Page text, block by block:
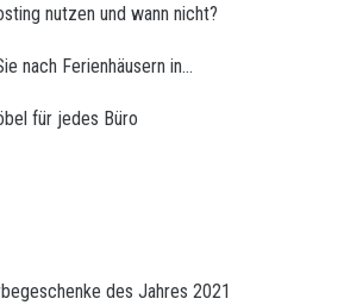
nutzen und wann nicht?
nach Ferienhäusern in…
für jedes Büro
des Jahres 2021